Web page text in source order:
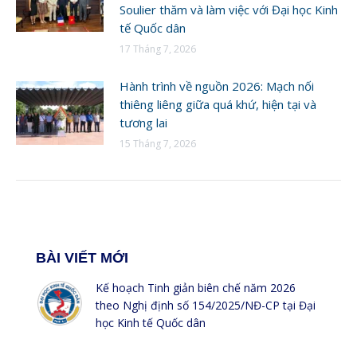
Soulier thăm và làm việc với Đại học Kinh
tế Quốc dân
17 Tháng 7, 2026
Hành trình về nguồn 2026: Mạch nối
thiêng liêng giữa quá khứ, hiện tại và
tương lai
15 Tháng 7, 2026
BÀI VIẾT MỚI
Kế hoạch Tinh giản biên chế năm 2026
theo Nghị định số 154/2025/NĐ-CP tại Đại
học Kinh tế Quốc dân